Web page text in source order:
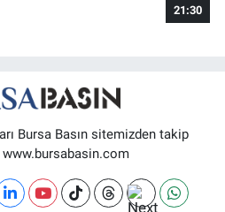
21:30
Bursa Basın sitemizden takip